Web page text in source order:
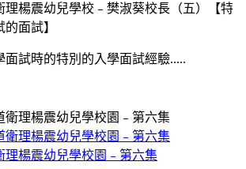
理楊震幼兒學校﹣樊淑葵校長（五）【特
面試】
面試時的特別的入學面試經驗.....
理楊震幼兒學校園﹣第六集